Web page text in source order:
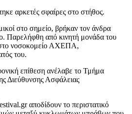
αρκετές σφαίρες στο στήθος.
στο σημείο, βρήκαν τον άνδρα
Παρελήφθη από κινητή μονάδα του
νοσοκομείο ΑΧΕΠΑ,
του.
επίθεση ανέλαβε το Τμήμα
Διεύθυνσης Ασφάλειας
αποδίδουν το περιστατικό